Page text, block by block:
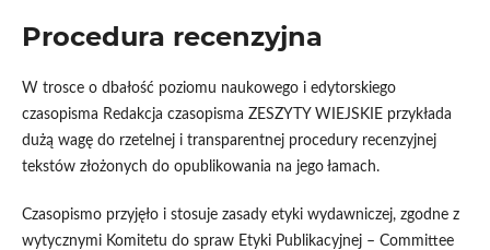
Procedura recenzyjna
W trosce o dbałość poziomu naukowego i edytorskiego
czasopisma Redakcja czasopisma ZESZYTY WIEJSKIE przykłada
dużą wagę do rzetelnej i transparentnej procedury recenzyjnej
tekstów złożonych do opublikowania na jego łamach.
Czasopismo przyjęło i stosuje zasady etyki wydawniczej, zgodne z
wytycznymi Komitetu do spraw Etyki Publikacyjnej – Committee